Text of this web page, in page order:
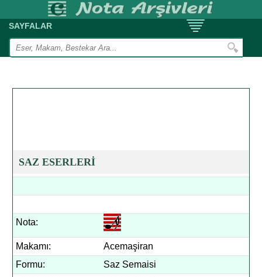
SAYFALAR
SAZ ESERLERİ
Nota:
Makamı:
Acemaşiran
Formu:
Saz Semaisi